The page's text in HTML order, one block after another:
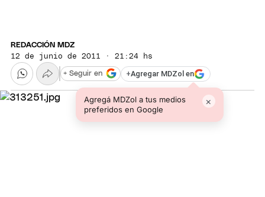
REDACCIÓN MDZ
12 de junio de 2011 · 21:24 hs
+Agregar MDZol en
Agregá MDZol a tus medios
preferidos en Google
×
+ Seguir en